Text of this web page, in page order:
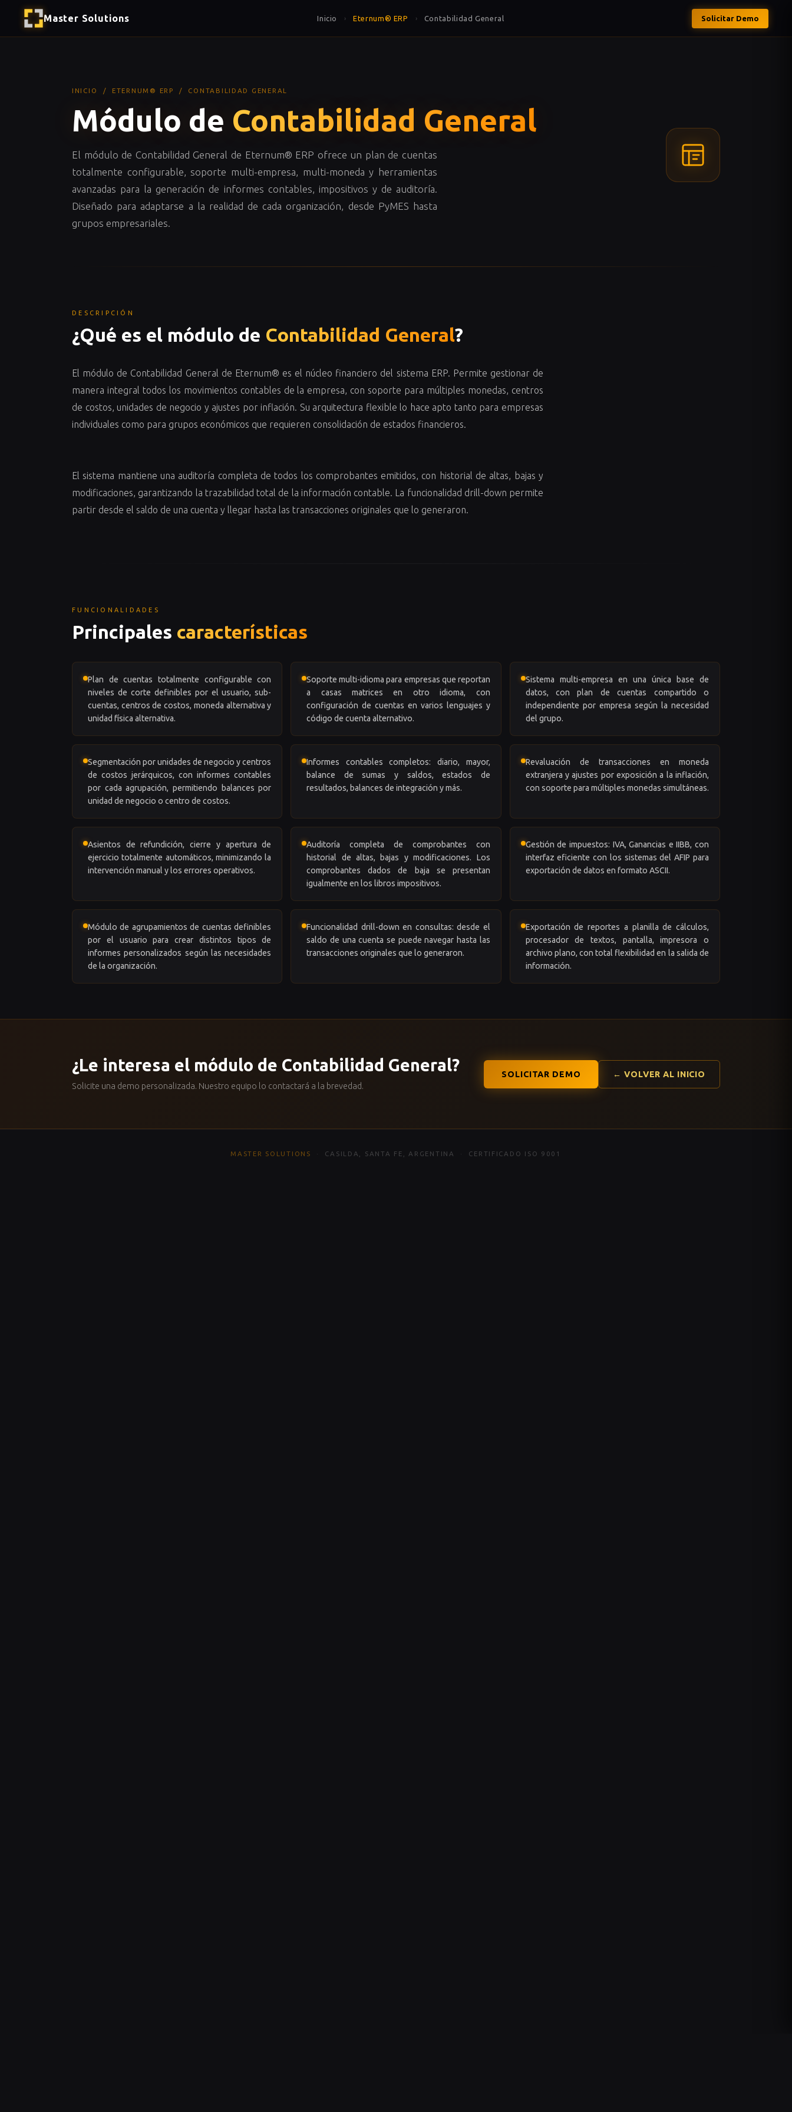
Master Solutions Inicio › Eternum® ERP › Contabilidad General Solicitar Demo
INICIO / ETERNUM® ERP / CONTABILIDAD GENERAL
Módulo de Contabilidad General
El módulo de Contabilidad General de Eternum® ERP ofrece un plan de cuentas
totalmente configurable, soporte multi-empresa, multi-moneda y herramientas
avanzadas para la generación de informes contables, impositivos y de auditoría.
Diseñado para adaptarse a la realidad de cada organización, desde PyMES hasta
grupos empresariales.
DESCRIPCIÓN
¿Qué es el módulo de Contabilidad General?
El módulo de Contabilidad General de Eternum® es el núcleo financiero del sistema ERP. Permite gestionar de
manera integral todos los movimientos contables de la empresa, con soporte para múltiples monedas, centros
de costos, unidades de negocio y ajustes por inflación. Su arquitectura flexible lo hace apto tanto para empresas
individuales como para grupos económicos que requieren consolidación de estados financieros.
El sistema mantiene una auditoría completa de todos los comprobantes emitidos, con historial de altas, bajas y
modificaciones, garantizando la trazabilidad total de la información contable. La funcionalidad drill-down permite
partir desde el saldo de una cuenta y llegar hasta las transacciones originales que lo generaron.
FUNCIONALIDADES
Principales características
Plan de cuentas totalmente configurable con
niveles de corte definibles por el usuario, sub-
cuentas, centros de costos, moneda alternativa y
unidad física alternativa.
Soporte multi-idioma para empresas que reportan
a casas matrices en otro idioma, con
configuración de cuentas en varios lenguajes y
código de cuenta alternativo.
Sistema multi-empresa en una única base de
datos, con plan de cuentas compartido o
independiente por empresa según la necesidad
del grupo.
Segmentación por unidades de negocio y centros
de costos jerárquicos, con informes contables
por cada agrupación, permitiendo balances por
unidad de negocio o centro de costos.
Informes contables completos: diario, mayor,
balance de sumas y saldos, estados de
resultados, balances de integración y más.
Revaluación de transacciones en moneda
extranjera y ajustes por exposición a la inflación,
con soporte para múltiples monedas simultáneas.
Asientos de refundición, cierre y apertura de
ejercicio totalmente automáticos, minimizando la
intervención manual y los errores operativos.
Auditoría completa de comprobantes con
historial de altas, bajas y modificaciones. Los
comprobantes dados de baja se presentan
igualmente en los libros impositivos.
Gestión de impuestos: IVA, Ganancias e IIBB, con
interfaz eficiente con los sistemas del AFIP para
exportación de datos en formato ASCII.
Módulo de agrupamientos de cuentas definibles
por el usuario para crear distintos tipos de
informes personalizados según las necesidades
de la organización.
Funcionalidad drill-down en consultas: desde el
saldo de una cuenta se puede navegar hasta las
transacciones originales que lo generaron.
Exportación de reportes a planilla de cálculos,
procesador de textos, pantalla, impresora o
archivo plano, con total flexibilidad en la salida de
información.
¿Le interesa el módulo de Contabilidad General?
Solicite una demo personalizada. Nuestro equipo lo contactará a la brevedad.
SOLICITAR DEMO ← VOLVER AL INICIO
MASTER SOLUTIONS · CASILDA, SANTA FE, ARGENTINA · CERTIFICADO ISO 9001